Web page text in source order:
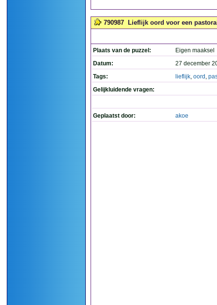
790987 Lieflijk oord voor een
Plaats van de puzzel:
Eigen maaksel
Datum:
27 december
Tags:
lieflijk, oord ,
Gelijkluidende vragen:
Geplaatst door: akoe